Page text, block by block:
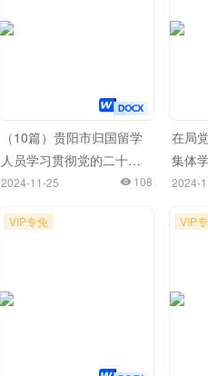
（10篇）贵阳市归国留学
人员学习贯彻党的二十届
三中全会精神座谈会发言
2024-11-25 108
在局
集体
干部
开班
2024-
VIP专免 VIP